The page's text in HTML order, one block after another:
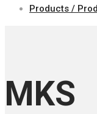
Products /
MKS